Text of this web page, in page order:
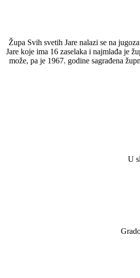
Župa Svih svetih Jare nalazi se na
Jare koje ima 16 zaselaka i najmlađa je
može, pa je 1967. godine sagrađena
U